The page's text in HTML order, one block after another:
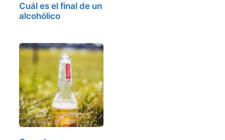
Cuál es el final de un
alcohólico